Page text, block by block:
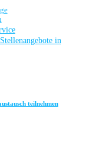
in
teilnehmen